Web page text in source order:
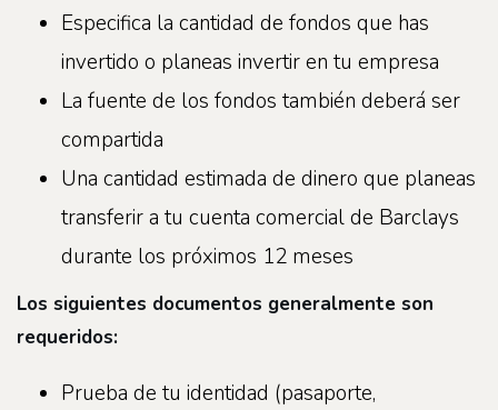
Especifica la cantidad de fondos que has
invertido o planeas invertir en tu empresa
La fuente de los fondos también deberá ser
compartida
Una cantidad estimada de dinero que planeas
transferir a tu cuenta comercial de Barclays
durante los próximos 12 meses
Los siguientes documentos generalmente son
requeridos:
Prueba de tu identidad (pasaporte,